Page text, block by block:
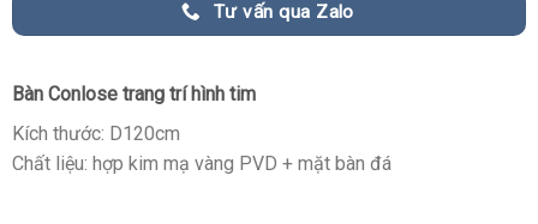
Tư vấn qua Zalo
Bàn Conlose trang trí hình tim
Kích thước: D120cm
Chất liệu: hợp kim mạ vàng PVD + mặt bàn đá